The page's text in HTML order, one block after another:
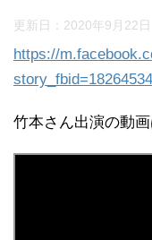
更新日： 2020年9月22日
https://
竹本さん出演の動